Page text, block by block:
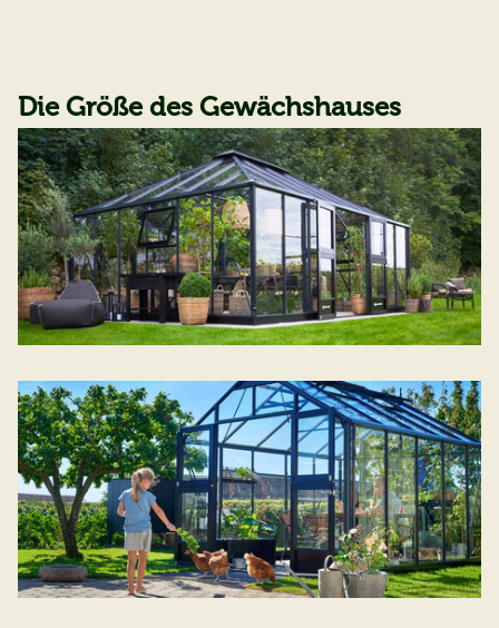
Die Größe des Gewächshauses